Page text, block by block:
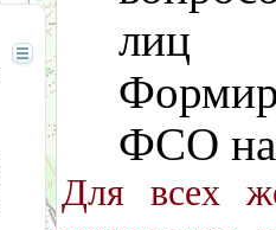
лиц
ФСО на
Для всех